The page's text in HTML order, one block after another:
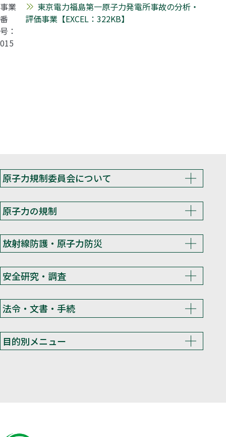
事業
番
号：
015
東京電力福島第一原子力発電所事故の分析・
評価事業【EXCEL：322KB】
原子力規制委員会について
原子力の規制
放射線防護・原子力防災
安全研究・調査
法令・文書・手続
目的別メニュー